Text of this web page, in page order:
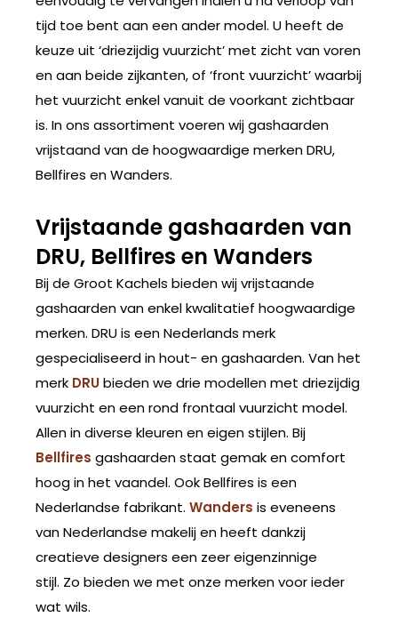
tijd toe bent aan een ander model. U heeft de
keuze uit ‘driezijdig vuurzicht’ met zicht van voren
en aan beide zijkanten, of ‘front vuurzicht’ waarbij
het vuurzicht enkel vanuit de voorkant zichtbaar
is. In ons assortiment voeren wij gashaarden
vrijstaand van de hoogwaardige merken DRU,
Bellfires en Wanders.
Vrijstaande gashaarden van
DRU, Bellfires en Wanders
Bij de Groot Kachels bieden wij vrijstaande
gashaarden van enkel kwalitatief hoogwaardige
merken. DRU is een Nederlands merk
gespecialiseerd in hout- en gashaarden. Van het
merk DRUbieden we drie modellen met driezijdig
vuurzicht en een rond frontaal vuurzicht model.
Allen in diverse kleuren en eigen stijlen. Bij
Bellfires gashaarden staat gemak en comfort
hoog in het vaandel. Ook Bellfires is een
Nederlandse fabrikant. Wanders is eveneens
van Nederlandse makelij en heeft dankzij
creatieve designers een zeer eigenzinnige
stijl. Zo bieden we met onze merken voor ieder
wat wils.